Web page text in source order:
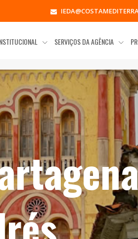
SERVIÇOS DA AGÊNCIA